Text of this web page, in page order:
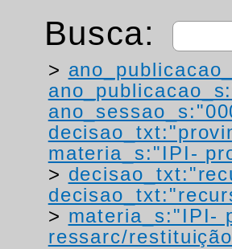
Busca:
>
materia_s:"IPI-
>
> materia_s:"IPI-
ressarc/